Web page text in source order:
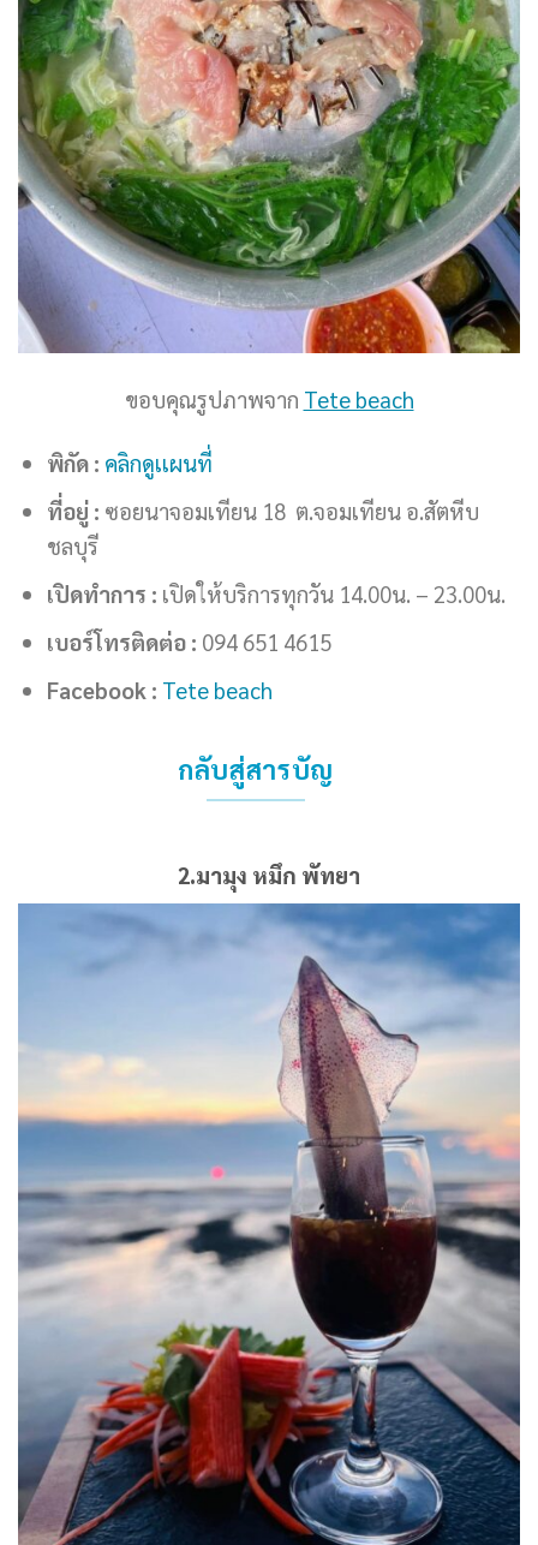
ขอบคุณรูปภาพจาก Tete beach
พิกัด : คลิกดูเเผนที่
ที่อยู่ : ซอยนาจอมเทียน 18 ต.จอมเทียน อ.สัตหีบ
ชลบุรี
เปิดทำการ : เปิดให้บริการทุกวัน 14.00น. – 23.00น.
เบอร์โทรติดต่อ : 094 651 4615
Facebook : Tete beach
กลับสู่สารบัญ
2.มามุง หมึก พัทยา